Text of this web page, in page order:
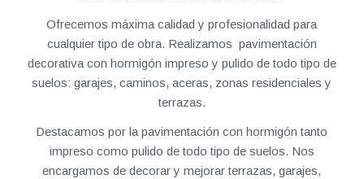
Ofrecemos máxima calidad y profesionalidad para
cualquier tipo de obra. Realizamos pavimentación
decorativa con hormigón impreso y pulido de todo tipo de
suelos: garajes, caminos, aceras, zonas residenciales y
terrazas.
Destacamos por la pavimentación con hormigón tanto
impreso como pulido de todo tipo de suelos. Nos
encargamos de decorar y mejorar terrazas, garajes,